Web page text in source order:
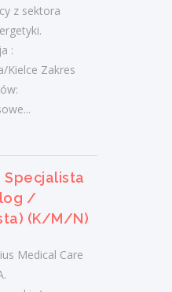
(Nefrolog
(K/M/N)
Care Polska S.A.
Jędrzejów, Stacja Dializ
profilaktyka i
z niewydolnością nerek
terapii
Przygotowywanie
z sektora
:
Kielce Zakres
Specjalista
/
(K/M/N)
Medical Care